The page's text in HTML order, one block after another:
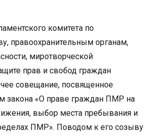
комитета по
правоохранительным органам,
миротворческой
прав и свобод граждан
совещание, посвященное
закона «О праве граждан ПМР на
выбор места пребывания и
ПМР». Поводом к его созыву